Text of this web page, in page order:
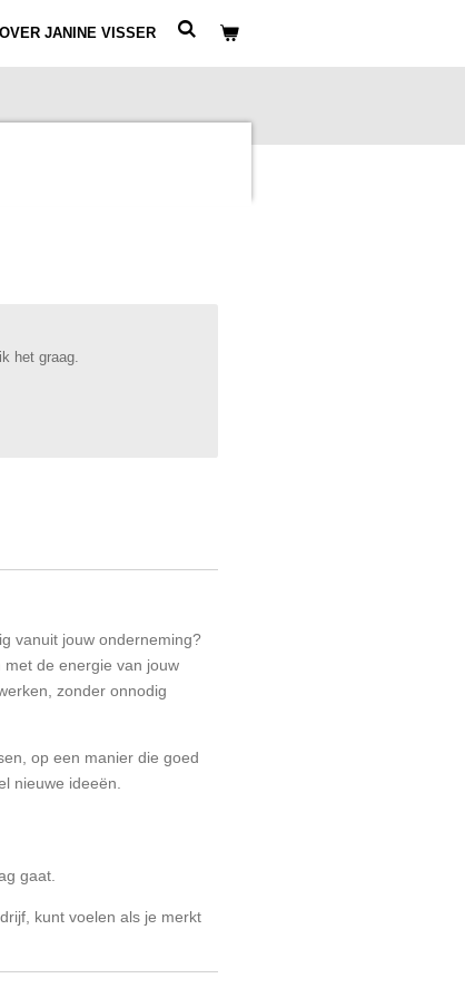
OVER JANINE VISSER
het graag.
vanuit jouw onderneming?
de energie van jouw
zonder onnodig
op een manier die goed
nieuwe ideeën.
gaat.
kunt voelen als je merkt